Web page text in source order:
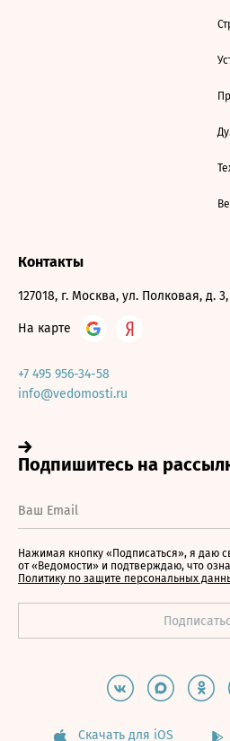
Контакты
127018, г. Москва, ул. Полковая, д. 3,
На карте
+7 495 956-34-58
info@vedomosti.ru
Нажимая кнопку «Подписаться», я даю
от «Ведомости» и подтверждаю, что
Политику по защите персональных
Скачать для iOS